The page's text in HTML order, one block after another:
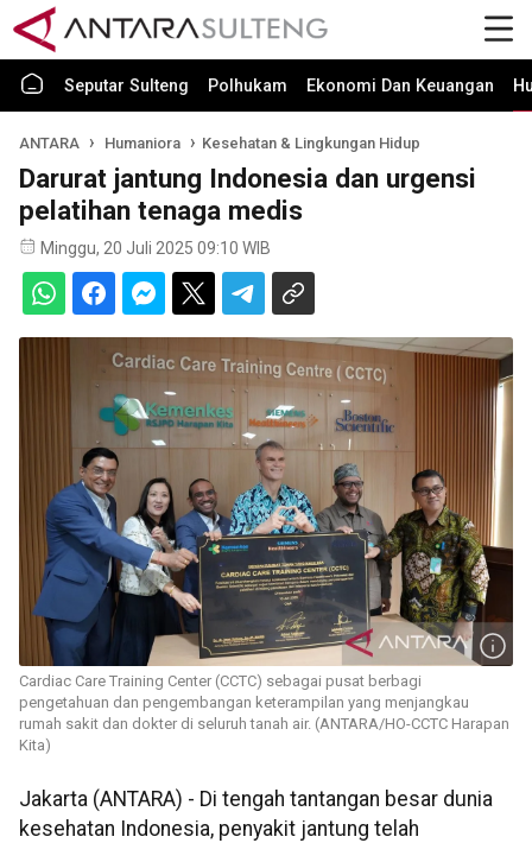
Seputar Sulteng Polhukam Ekonomi Dan Keuangan
ANTARA Humaniora Kesehatan & Lingkungan Hidup
Darurat jantung Indonesia dan urgensi
pelatihan tenaga medis
Minggu, 20 Juli 2025 09:10 WIB
Cardiac Care Training Center (CCTC) sebagai pusat berbagi
pengetahuan dan pengembangan keterampilan yang menjangkau
rumah sakit dan dokter di seluruh tanah air. (ANTARA/HO-CCTC Harapan
Kita)
Jakarta (ANTARA) - Di tengah tantangan besar dunia
kesehatan Indonesia, penyakit jantung telah